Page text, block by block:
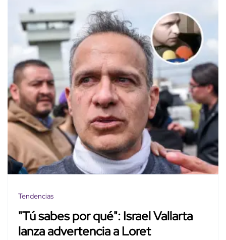
Tendencias
"Tú sabes por qué": Israel Vallarta
lanza advertencia a Loret